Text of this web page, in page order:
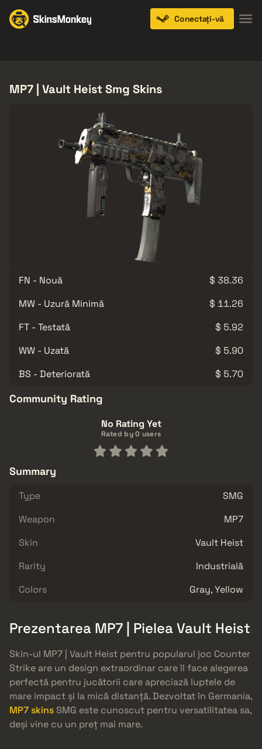
Conectați-vă
MP7 | Vault Heist Smg Skins
FN - Nouă
$ 38.36
MW - Uzură Minimă
$ 11.26
FT - Testată
$ 5.92
WW - Uzată
$ 5.90
BS - Deteriorată
$ 5.70
Community Rating
No Rating Yet
Rated by 0 users
Summary
Type
SMG
Weapon
MP7
Skin
Vault Heist
Rarity
Industrială
Colors
Gray, Yellow
Prezentarea MP7 | Pielea Vault Heist
Skin-ul MP7 | Vault Heist pentru popularul joc Counter
Strike are un design extraordinar care îl face alegerea
perfectă pentru jucătorii care apreciază luptele de
mare impact și la mică distanță. Dezvoltat în Germania,
MP7 skinsSMG este cunoscut pentru versatilitatea sa,
deși vine cu un preț mai mare.